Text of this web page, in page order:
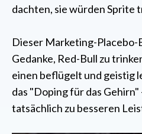
dachten, sie würden Sprite
Dieser Marketing-Placebo-
Gedanke, Red-Bull zu
einen beflügelt und geistig
das "Doping für das
tatsächlich zu besseren